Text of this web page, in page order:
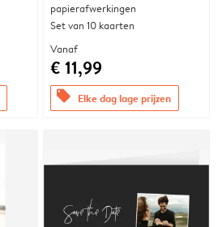
papierafwerkingen
Set van 10 kaarten
Vanaf
€ 11,99
offers Elke dag lage prijzen